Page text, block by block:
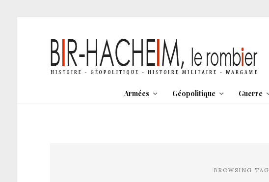
Armées Géopolitique Guerre
BROWSING TAG